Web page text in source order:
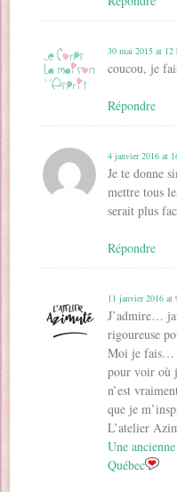
30 mai 2015 at
coucou, je
Répondre
4 janvier 2016 at
Je te donne
mettre tous
serait plus
Répondre
11 janvier 2016
J’admire…
rigoureuse
Moi je fais…
pour voir où
n’est
que je
L’atelier
Une
Québec